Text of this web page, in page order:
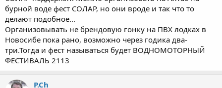
бурной воде фест СОЛАР, но они вроде и так что то
делают подобное...
Организовывать не брендовую гонку на ПВХ лодках в
Новосибе пока рано, возможно через годика два-
три.Тогда и фест называться будет ВОДНОМОТОРНЫЙ
ФЕСТИВАЛЬ 2113
P.Ch